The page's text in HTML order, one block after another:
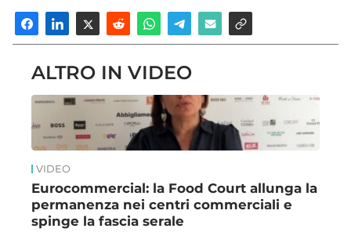
ALTRO IN VIDEO
VIDEO
Eurocommercial: la Food Court allunga la
permanenza nei centri commerciali e
spinge la fascia serale